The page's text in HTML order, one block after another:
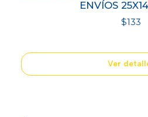
ENVÍOS
$133
Ver